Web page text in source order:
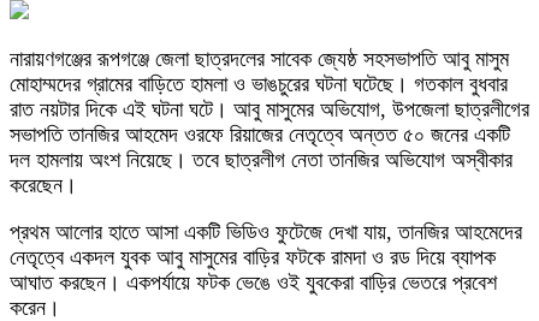
নারায়ণগঞ্জের রূপগঞ্জে জেলা ছাত্রদলের সাবেক জ্যেষ্ঠ সহসভাপতি আবু মাসুম
মোহাম্মদের গ্রামের বাড়িতে হামলা ও ভাঙচুরের ঘটনা ঘটেছে। গতকাল বুধবার
রাত নয়টার দিকে এই ঘটনা ঘটে। আবু মাসুমের অভিযোগ, উপজেলা ছাত্রলীগের
সভাপতি তানজির আহমেদ ওরফে রিয়াজের নেতৃত্বে অন্তত ৫০ জনের একটি
দল হামলায় অংশ নিয়েছে। তবে ছাত্রলীগ নেতা তানজির অভিযোগ অস্বীকার
করেছেন।
প্রথম আলোর হাতে আসা একটি ভিডিও ফুটেজে দেখা যায়, তানজির আহমেদের
নেতৃত্বে একদল যুবক আবু মাসুমের বাড়ির ফটকে রামদা ও রড দিয়ে ব্যাপক
আঘাত করছেন। একপর্যায়ে ফটক ভেঙে ওই যুবকেরা বাড়ির ভেতরে প্রবেশ
করেন।